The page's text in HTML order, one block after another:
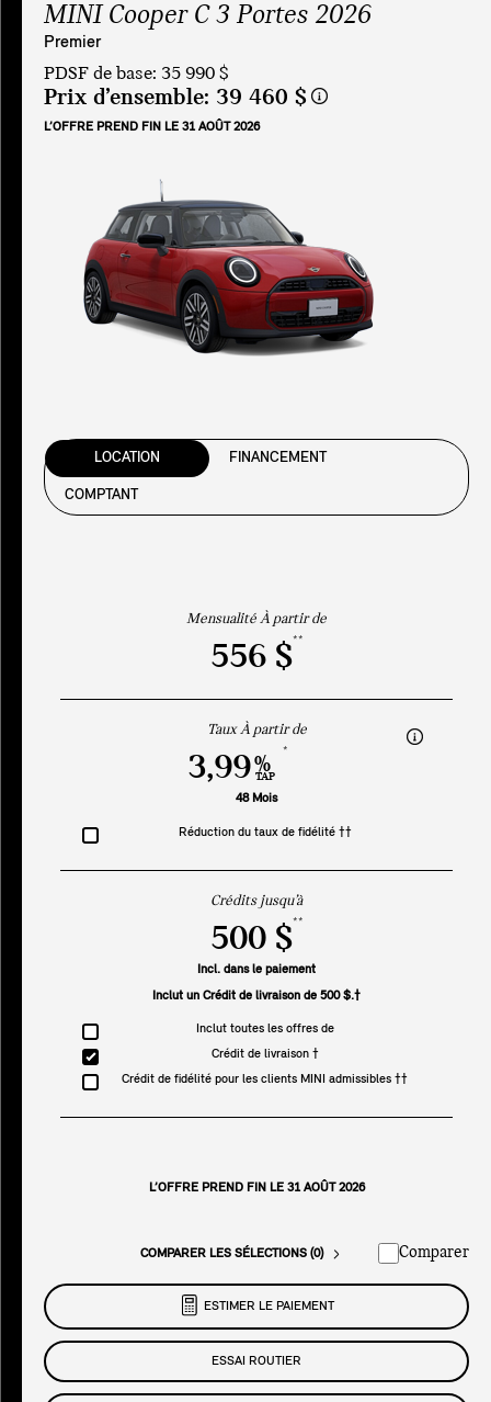
MINI Cooper C 3 Portes 2026
Premier
PDSF de base: 35 990 $
Prix d’ensemble: 39 460 $
L’OFFRE PREND FIN LE 31 AOÛT 2026
LOCATION FINANCEMENT
COMPTANT
Mensualité À partir de
556 $**
Taux À partir de
3,99%
TAP
*
48 Mois
Réduction du taux de fidélité ††
Crédits jusqu’à
500 $**
Incl. dans le paiement
Inclut un Crédit de livraison de 500 $.†
Inclut toutes les offres de
Crédit de livraison †
Crédit de fidélité pour les clients MINI admissibles ††
L’OFFRE PREND FIN LE 31 AOÛT 2026
Comparer
COMPARER LES SÉLECTIONS (0)
ESTIMER LE PAIEMENT
ESSAI ROUTIER